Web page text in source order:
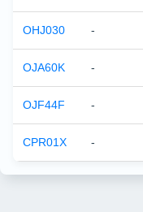
OHJ030 -
OJA60K -
OJF44F -
CPR01X -